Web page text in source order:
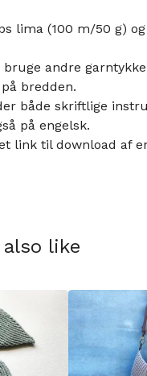
lima (100 m/50 g)
bruge andre
bredden.
både skriftlige
på engelsk.
link til download af
like